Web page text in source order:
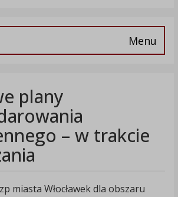
Menu
plany
– w trakcie
miasta Włocławek dla obszaru